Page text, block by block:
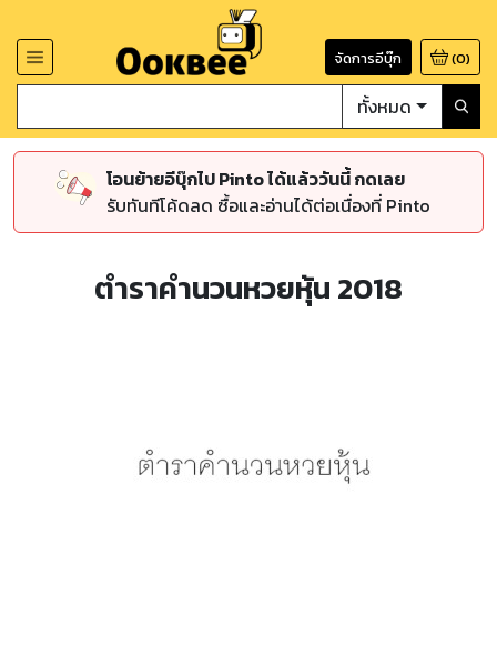
จัดการอีบุ๊ก (0)
ทั้งหมด
โอนย้ายอีบุ๊กไป Pinto ได้แล้ววันนี้ กดเลย
รับทันทีโค้ดลด ซื้อและอ่านได้ต่อเนื่องที่ Pinto
ตำราคำนวนหวยหุ้น 2018